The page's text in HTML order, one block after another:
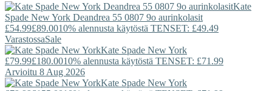
Kate
Spade New York Deandrea 55 0807 9o aurinkolasit
£54.99£89.0010% alennusta käytöstä TENSET: £49.49
VarastossaSale
Kate Spade New York
£79.99£180.0010% alennusta käytöstä TENSET: £71.99
Arvioitu 8 Aug 2026
Kate Spade New York